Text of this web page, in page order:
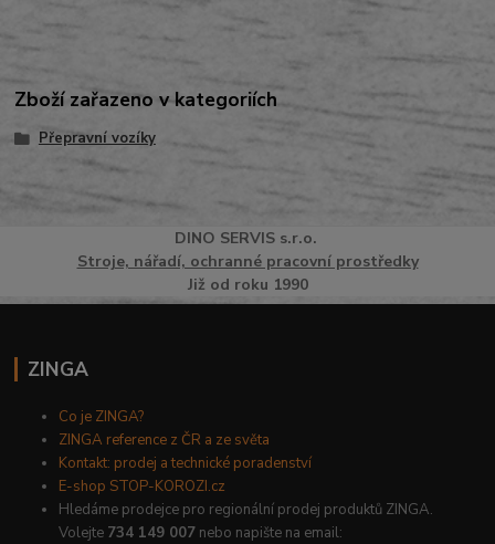
Zboží zařazeno v kategoriích
Přepravní vozíky
DINO SERVISs.r.o.
Stroje, nářadí, ochranné pracovní prostředky
Již od roku 1990
ZINGA
Co je ZINGA?
ZINGA reference z ČR a ze světa
Kontakt: prodej a technické poradenství
E-shop STOP-KOROZI.cz
Hledáme prodejce pro regionální prodej produktů ZINGA.
Volejte 734 149 007 nebo napište na email: